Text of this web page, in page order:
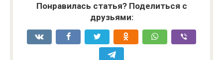
Понравилась статья? Поделиться с
друзьями: